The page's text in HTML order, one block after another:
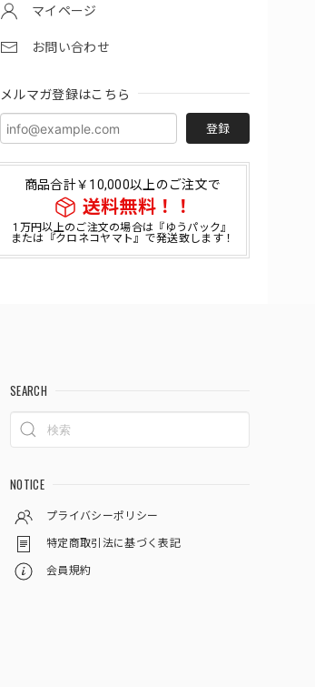
マイページ
お問い合わせ
メルマガ登録はこちら
登録
商品合計￥10,000以上のご注文で
送料無料！！
1万円以上のご注文の場合は『ゆうパック』
または『クロネコヤマト』で発送致します！
SEARCH
NOTICE
プライバシーポリシー
特定商取引法に基づく表記
会員規約